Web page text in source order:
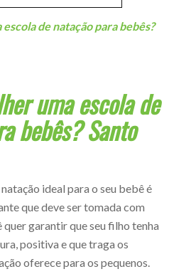
de natação para bebês?
uma escola de
bebês? Santo
ideal para o seu bebê é
que deve ser tomada com
garantir que seu filho tenha
positiva e que traga os
oferece para os pequenos.